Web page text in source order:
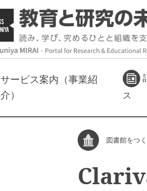
サービス案内（事業紹
介）
ス
図書館をつ